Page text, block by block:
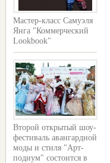
Мастер-класс Самуэля
Янга "Коммерческий
Lookbook"
Второй открытый шоу-
фестиваль авангардной
моды и стиля "Арт-
подиум" состоится в